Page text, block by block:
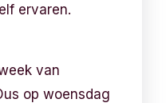
ervaren.
van
op woensdag